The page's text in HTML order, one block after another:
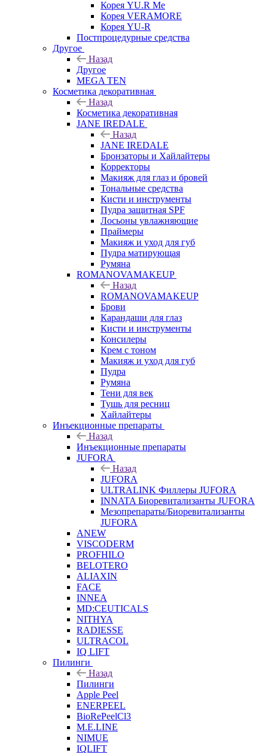
Корея YU.R Me
Корея VERAMORE
Корея YU-R
Постпроцедурные средства
Другое
Назад
Другое
MEGA TEN
Косметика декоративная
Назад
Косметика декоративная
JANE IREDALE
Назад
JANE IREDALE
Бронзаторы и Хайлайтеры
Корректоры
Макияж для глаз и бровей
Тональные средства
Кисти и инструменты
Пудра защитная SPF
Лосьоны увлажняющие
Праймеры
Макияж и уход для губ
Пудра матирующая
Румяна
ROMANOVAMAKEUP
Назад
ROMANOVAMAKEUP
Брови
Карандаши для глаз
Кисти и инструменты
Консилеры
Крем с тоном
Макияж и уход для губ
Пудра
Румяна
Тени для век
Тушь для ресниц
Хайлайтеры
Инъекционные препараты
Назад
Инъекционные препараты
JUFORA
Назад
JUFORA
ULTRALINK Филлеры JUFORA
INNATA Биоревитализанты JUFORA
Мезопрепараты/Биоревитализанты
JUFORA
ANEW
VISCODERM
PROFHILO
BELOTERO
ALIAXIN
FACE
INNEA
MD:CEUTICALS
NITHYA
RADIESSE
ULTRACOL
IQ LIFT
Пилинги
Назад
Пилинги
Apple Peel
ENERPEEL
BioRePeelCl3
M.E.LINE
NIMUE
IQLIFT